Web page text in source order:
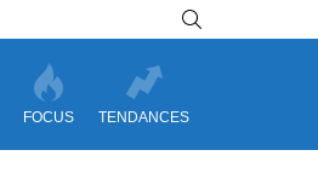
FOCUS TENDANCES